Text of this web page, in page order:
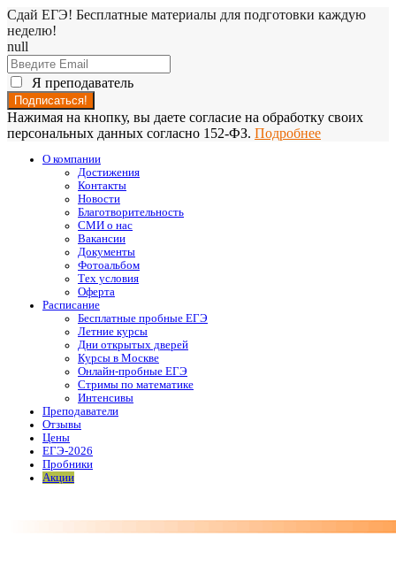
Сдай ЕГЭ! Бесплатные материалы для подготовки каждую
неделю!
null
Я преподаватель
Нажимая на кнопку, вы даете согласие на обработку своих
персональных данных согласно 152-ФЗ. Подробнее
О компании
Достижения
Контакты
Новости
Благотворительность
СМИ о нас
Вакансии
Документы
Фотоальбом
Тех условия
Оферта
Расписание
Бесплатные пробные ЕГЭ
Летние курсы
Дни открытых дверей
Курсы в Москве
Онлайн-пробные ЕГЭ
Стримы по математике
Интенсивы
Преподаватели
Отзывы
Цены
ЕГЭ-2026
Пробники
Акции